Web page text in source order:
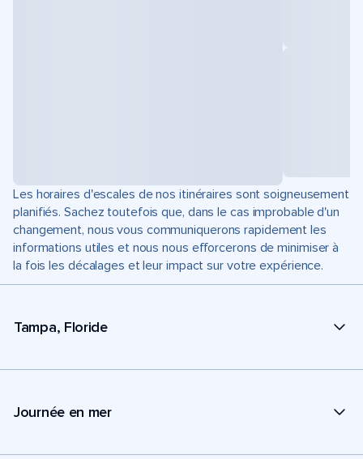
Les horaires d'escales de nos itinéraires sont soigneusement
planifiés. Sachez toutefois que, dans le cas improbable d'un
changement, nous vous communiquerons rapidement les
informations utiles et nous nous efforcerons de minimiser à
la fois les décalages et leur impact sur votre expérience.
Tampa, Floride
Journée en mer